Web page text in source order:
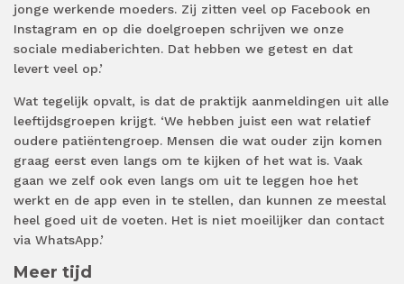
jonge werkende moeders. Zij zitten veel op Facebook en
Instagram en op die doelgroepen schrijven we onze
sociale mediaberichten. Dat hebben we getest en dat
levert veel op.’
Wat tegelijk opvalt, is dat de praktijk aanmeldingen uit alle
leeftijdsgroepen krijgt. ‘We hebben juist een wat relatief
oudere patiëntengroep. Mensen die wat ouder zijn komen
graag eerst even langs om te kijken of het wat is. Vaak
gaan we zelf ook even langs om uit te leggen hoe het
werkt en de app even in te stellen, dan kunnen ze meestal
heel goed uit de voeten. Het is niet moeilijker dan contact
via WhatsApp.’
Meer tijd